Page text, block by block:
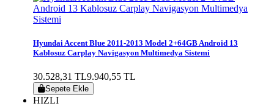
Hyundai Accent Blue 2011-2013 Model 2+64GB Android 13
Kablosuz Carplay Navigasyon Multimedya Sistemi
30.528,31 TL9.940,55 TL
Sepete Ekle
HIZLI